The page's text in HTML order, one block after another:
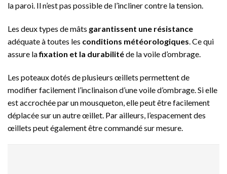
la paroi. Il n’est pas possible de l’incliner contre la tension.
Les deux types de mâts garantissent une résistance
adéquate à toutes les conditions météorologiques. Ce qui
assure lafixation et la durabilitéde la voile d’ombrage.
Les poteaux dotés de plusieurs œillets permettent de
modifier facilement l’inclinaison d’une voile d’ombrage. Si elle
est accrochée par un mousqueton, elle peut être facilement
déplacée sur un autre œillet. Par ailleurs, l’espacement des
œillets peut également être commandé sur mesure.